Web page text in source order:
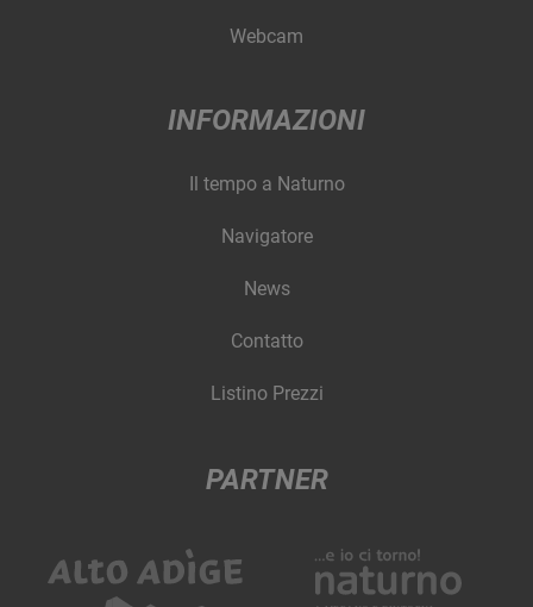
Webcam
INFORMAZIONI
Il tempo a Naturno
Navigatore
News
Contatto
Listino Prezzi
PARTNER